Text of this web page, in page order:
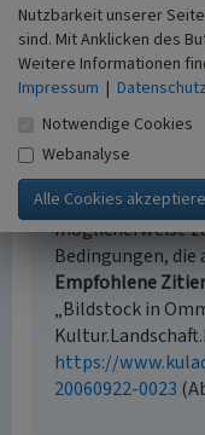
Empfohlene
Der hier
geschützt. Die
möglicherweise
Bedingungen, die
Empfohlene
„Bildstock in
https://
20060922-0023
Nutzbarkeit unserer
sind. Mit Anklicken des
Weitere Informationen
Impressum | Datenschutz
Notwendige Cookies
Webanalyse